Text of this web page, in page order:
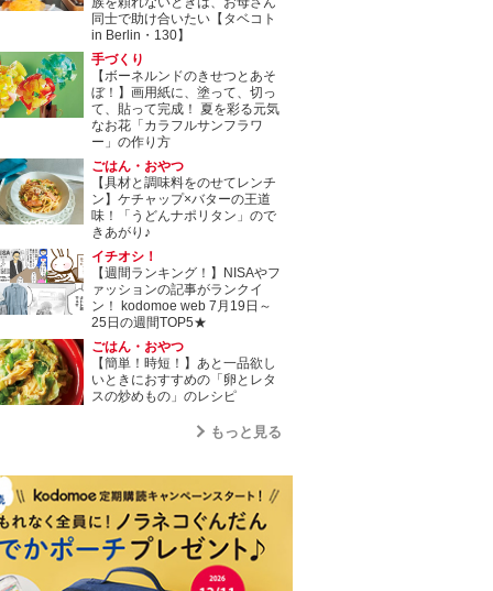
同士で助け合いたい【タベコト
in Berlin・130】
手づくり
【ボーネルンドのきせつとあそ
ぼ！】画用紙に、塗って、切っ
て、貼って完成！ 夏を彩る元気
なお花「カラフルサンフラワ
ー」の作り方
ごはん・おやつ
【具材と調味料をのせてレンチ
ン】ケチャップ×バターの王道
味！「うどんナポリタン」ので
きあがり♪
イチオシ！
【週間ランキング！】NISAやフ
ァッションの記事がランクイ
ン！ kodomoe web 7月19日～
25日の週間TOP5★
ごはん・おやつ
【簡単！時短！】あと一品欲し
いときにおすすめの「卵とレタ
スの炒めもの」のレシピ
もっと見る